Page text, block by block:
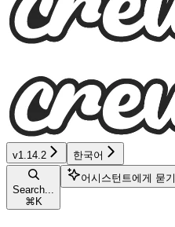
v1.14.2 한국어
Search...
⌘ K
어시스턴트에게 묻기